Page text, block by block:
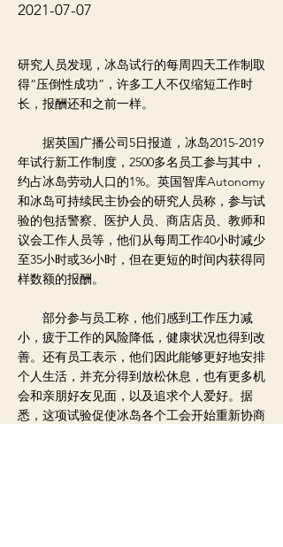
研究人员发现，冰岛试行的每周四天工作制取
得“压倒性成功”，许多工人不仅缩短工作时
长，报酬还和之前一样。
据英国广播公司5日报道，冰岛2015-2019
年试行新工作制度，2500多名员工参与其中，
约占冰岛劳动人口的1%。英国智库Autonomy
和冰岛可持续民主协会的研究人员称，参与试
验的包括警察、医护人员、商店店员、教师和
议会工作人员等，他们从每周工作40小时减少
至35小时或36小时，但在更短的时间内获得同
样数额的报酬。
部分参与员工称，他们感到工作压力减
小，疲于工作的风险降低，健康状况也得到改
善。还有员工表示，他们因此能够更好地安排
个人生活，并充分得到放松休息，也有更多机
会和亲朋好友见面，以及追求个人爱好。据
悉，这项试验促使冰岛各个工会开始重新协商
2021-07-07